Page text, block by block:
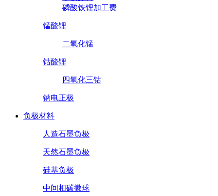
磷酸铁锂加工费
锰酸锂
二氧化锰
钴酸锂
四氧化三钴
钠电正极
负极材料
人造石墨负极
天然石墨负极
硅基负极
中间相碳微球